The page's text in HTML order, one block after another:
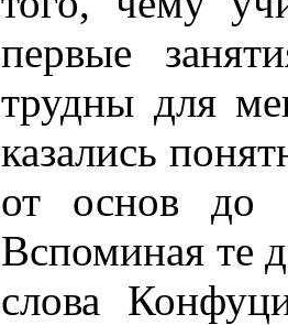
первые
трудны для
казались
от основ до
Вспоминая те
слова